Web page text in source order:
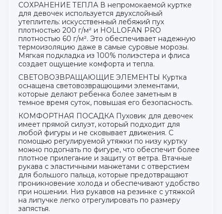
СОХРАНЕНИЕ ТЕПЛА В непромокаемой куртке
для девочек используется двухслойный
утеплитель: искусственный лебяжий пух
плотностью 200 г/м² и HOLLOFAN PRO
плотностью 60 г/м². Это обеспечивает надежную
термоизоляцию даже в самые суровые морозы.
Мягкая подкладка из 100% полиэстера и флиса
создает ощущение комфорта и тепла.
СВЕТОВОЗВРАЩАЮЩИЕ ЭЛЕМЕНТЫ Куртка
оснащена световозвращющими элементами,
которые делают ребенка более заметным в
темное время суток, повышая его безопасность.
КОМФОРТНАЯ ПОСАДКА Пуховик для девочек
имеет прямой силуэт, который подходит для
любой фигуры и не сковывает движения. С
помощью регулируемой утяжки по низу куртку
можно подогнать по фигуре, что обеспечит более
плотное прилегание и защиту от ветра. Втачные
рукава с эластичными манжетами с отверстием
для большого пальца, которые предотвращают
проникновение холода и обеспечивают удобство
при ношении. Низ рукавов на резинке с утяжкой
на липучке легко отрегулировать по размеру
запястья.